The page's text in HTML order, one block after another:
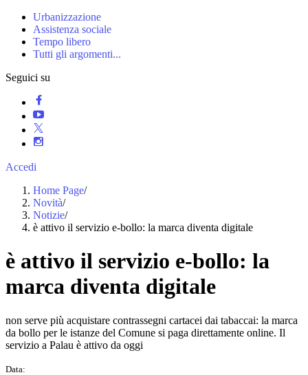
Urbanizzazione
Assistenza sociale
Tempo libero
Tutti gli argomenti...
Seguici su
Accedi
Home Page/
Novità/
Notizie/
è attivo il servizio e‑bollo: la marca diventa digitale
è attivo il servizio e‑bollo: la
marca diventa digitale
non serve più acquistare contrassegni cartacei dai tabaccai: la marca
da bollo per le istanze del Comune si paga direttamente online. Il
servizio a Palau è attivo da oggi
Data: